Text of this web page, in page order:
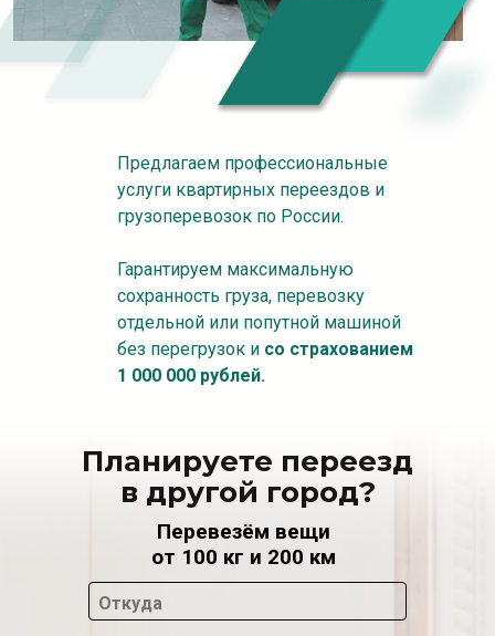
Предлагаем профессиональные
услуги квартирных переездов и
грузоперевозок по России.
Гарантируем максимальную
сохранность груза, перевозку
отдельной или попутной машиной
без перегрузок и со страхованием
1 000 000 рублей.
Планируете переезд
в другой город?
Перевезём вещи
от 100 кг и 200 км
Откуда